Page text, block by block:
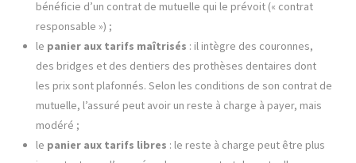
bénéficie d’un contrat de mutuelle qui le prévoit (« contrat
responsable ») ;
le panier aux tarifs maîtrisés : il intègre des couronnes,
des bridges et des dentiers des prothèses dentaires dont
les prix sont plafonnés. Selon les conditions de son contrat de
mutuelle, l’assuré peut avoir un reste à charge à payer, mais
modéré ;
le panier aux tarifs libres : le reste à charge peut être plus